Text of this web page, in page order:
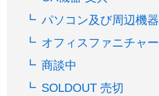
パソコン及び周辺機器
オフィスファニチャー
商談中
SOLDOUT 売切